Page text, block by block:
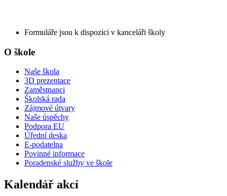
Formuláře jsou k dispozici v kanceláři školy
O škole
Naše škola
3D prezentace
Zaměstnanci
Školská rada
Zájmové útvary
Naše úspěchy
Podpora EU
Úřední deska
E-podatelna
Povinné informace
Poradenské služby ve škole
Kalendář akcí